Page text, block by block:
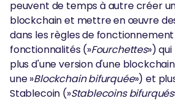
peuvent de temps à autre créer
blockchain et mettre en œuvre
dans les règles de
fonctionnalités (»Fourchettes»)
plus d'une version d'une
une »Blockchain bifurquée») et
Stablecoin (»Stablecoins bifurqués